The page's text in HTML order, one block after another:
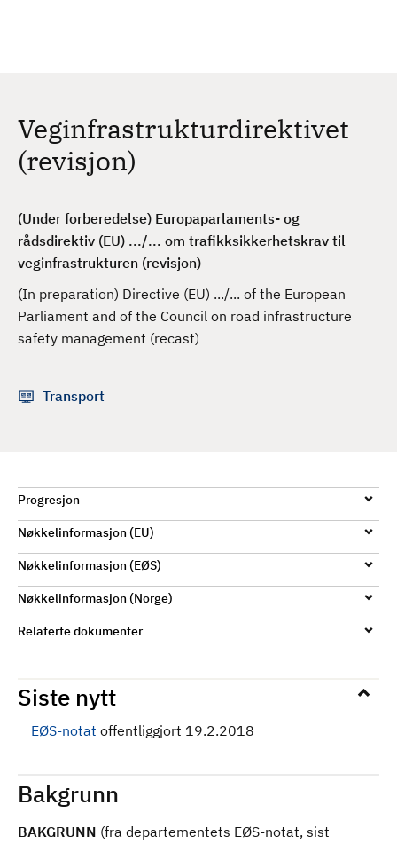
Veginfrastrukturdirektivet
(revisjon)
(Under forberedelse) Europaparlaments- og
rådsdirektiv (EU) .../... om trafikksikkerhetskrav til
veginfrastrukturen (revisjon)
(In preparation) Directive (EU) .../... of the European
Parliament and of the Council on road infrastructure
safety management (recast)
Transport
Progresjon
Nøkkelinformasjon (EU)
Nøkkelinformasjon (EØS)
Nøkkelinformasjon (Norge)
Relaterte dokumenter
Siste nytt
EØS-notat offentliggjort 19.2.2018
Bakgrunn
BAKGRUNN (fra departementets EØS-notat, sist